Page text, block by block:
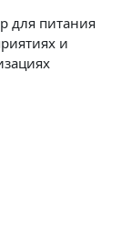
для питания
и